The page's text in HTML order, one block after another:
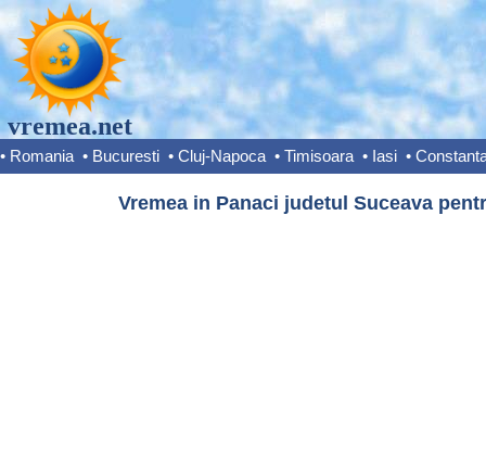
vremea.net
• Romania • Bucuresti • Cluj-Napoca • Timisoara • Iasi •
Vremea in Panaci judetul Suceava